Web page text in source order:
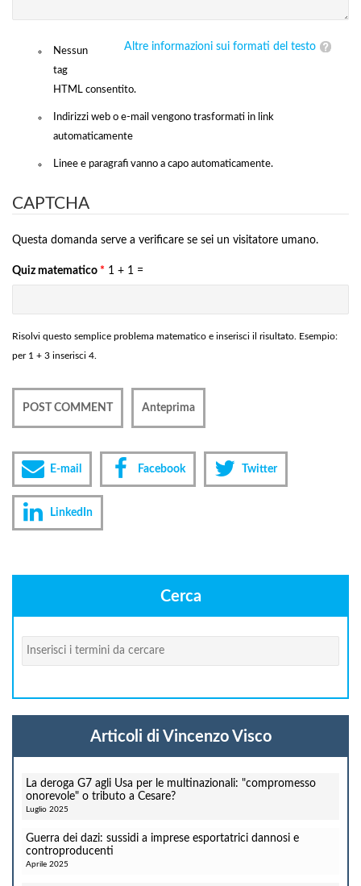
Altre informazioni sui formati del testo
Nessun
tag
HTML consentito.
Indirizzi web o e-mail vengono trasformati in link
automaticamente
Linee e paragrafi vanno a capo automaticamente.
CAPTCHA
Questa domanda serve a verificare se sei un visitatore umano.
Quiz matematico * 1 + 1 =
Risolvi questo semplice problema matematico e inserisci il risultato. Esempio:
per 1 + 3 inserisci 4.
E-mail Facebook Twitter
LinkedIn
Cerca
Articoli di Vincenzo Visco
La deroga G7 agli Usa per le multinazionali: "compromesso
onorevole" o tributo a Cesare?
Luglio 2025
Guerra dei dazi: sussidi a imprese esportatrici dannosi e
controproducenti
Aprile 2025